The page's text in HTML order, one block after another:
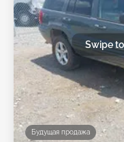
Будущая продажа
Swipe